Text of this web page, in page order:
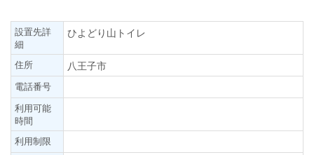
設置先詳
細
ひよどり山トイレ
住所 八王子市
電話番号
利用可能
時間
利用制限